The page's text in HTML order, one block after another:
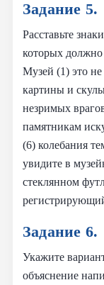
Задание 5.
Расставьте
которых должно
Музей (1) это
картины и
незримых
памятникам
(6) колебания
увидите в
стеклянном
Задание 6.
Укажите
объяснение